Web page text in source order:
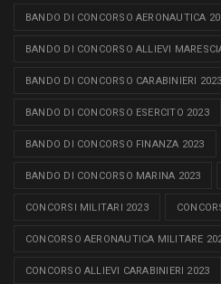
BANDO DI CONCORSO AERONAUTICA
BANDO DI CONCORSO ALLIEVI
BANDO DI CONCORSO CARABINIERI 2023
BANDO DI CONCORSO ESERCITO 2023
BANDO DI CONCORSO FINANZA 2023
BANDO DI CONCORSO MARINA 2023
CONCORSI MILITARI 2023
CONCORSO AERONAUTICA MILITARE
CONCORSO ALLIEVI CARABINIERI 2023